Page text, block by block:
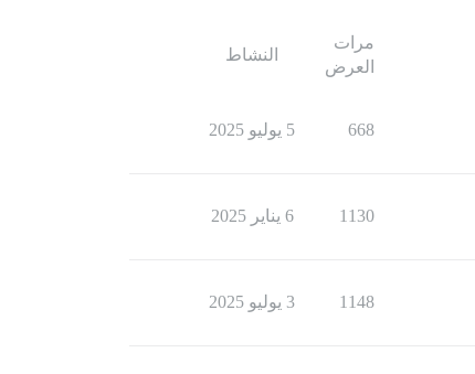
مرات
العرض
النشاط
668 5 يوليو 2025
1130 6 يناير 2025
1148 3 يوليو 2025